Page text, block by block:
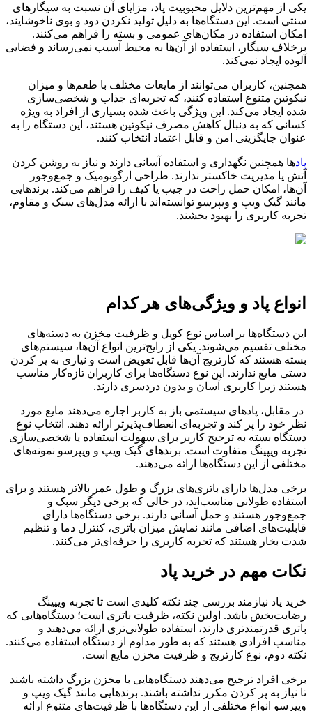
یکی از مهم‌ترین دلایل محبوبیت پاد، مزایای آن نسبت به سیگارهای
سنتی است. این دستگاه‌ها به دلیل تولید نکردن دود و بوی ناخوشایند،
امکان استفاده در مکان‌های عمومی و بسته را فراهم می‌کنند.
برخلاف سیگار، استفاده از آن‌ها به محیط آسیب نمی‌رساند و فضایی
آلوده ایجاد نمی‌کند.
همچنین، کاربران می‌توانند از مایعات مختلف با طعم‌ها و میزان
نیکوتین متنوع استفاده کنند، که تجربه‌ای جذاب و شخصی‌سازی
شده ایجاد می‌کند. این ویژگی باعث شده بسیاری از افراد به ویژه
کسانی که به دنبال کاهش مصرف نیکوتین هستند، این دستگاه را به
عنوان جایگزینی امن و قابل اعتماد انتخاب کنند.
پادها همچنین نگهداری و استفاده آسانی دارند و نیاز به روشن کردن
آتش یا مدیریت خاکستر ندارند. طراحی ارگونومیک و جمع‌وجور
آن‌ها، امکان حمل راحت در جیب یا کیف را فراهم می‌کند. برندهایی
مانند گیک ویپ و ویپرسو توانسته‌اند با ارائه مدل‌های سبک و مقاوم،
تجربه کاربری را بهبود بخشند.
انواع پاد و ویژگی‌های هر کدام
این دستگاه‌ها بر اساس نوع کویل و ظرفیت مخزن به دسته‌های
مختلف تقسیم می‌شوند. یکی از رایج‌ترین انواع آن‌ها، سیستم‌های
بسته هستند که کارتریج آن‌ها قابل تعویض است و نیازی به پر کردن
دستی مایع ندارند. این نوع دستگاه‌ها برای کاربران تازه‌کار مناسب
هستند زیرا کاربری آسان و بدون دردسری دارند.
در مقابل، پادهای سیستمی باز به کاربر اجازه می‌دهند مایع مورد
نظر خود را پر کند و تجربه‌ای انعطاف‌پذیرتر ارائه دهند. انتخاب نوع
دستگاه بسته به ترجیح کاربر برای سهولت استفاده یا شخصی‌سازی
تجربه ویپینگ متفاوت است. برندهای گیک ویپ و ویپرسو نمونه‌های
مختلفی از این دستگاه‌ها ارائه می‌دهند.
برخی مدل‌ها دارای باتری‌های بزرگ و طول عمر بالاتر هستند و برای
استفاده طولانی مناسب‌اند، در حالی که برخی دیگر سبک و
جمع‌وجور هستند و حمل آسانی دارند. برخی دستگاه‌ها دارای
قابلیت‌های اضافی مانند نمایش میزان باتری، کنترل دما و تنظیم
شدت بخار هستند که تجربه کاربری را حرفه‌ای‌تر می‌کنند.
نکات مهم در خرید پاد
خرید پاد نیازمند بررسی چند نکته کلیدی است تا تجربه ویپینگ
رضایت‌بخش باشد. اولین نکته، ظرفیت باتری است؛ دستگاه‌هایی که
باتری قدرتمندتری دارند، استفاده طولانی‌تری ارائه می‌دهند و
مناسب افرادی هستند که به طور مداوم از دستگاه استفاده می‌کنند.
نکته دوم، نوع کارتریج و ظرفیت مخزن مایع است.
برخی افراد ترجیح می‌دهند دستگاه‌هایی با مخزن بزرگ داشته باشند
تا نیاز به پر کردن مکرر نداشته باشند. برندهایی مانند گیک ویپ و
ویپرسو انواع مختلفی از این دستگاه‌ها با ظرفیت‌های متنوع ارائه